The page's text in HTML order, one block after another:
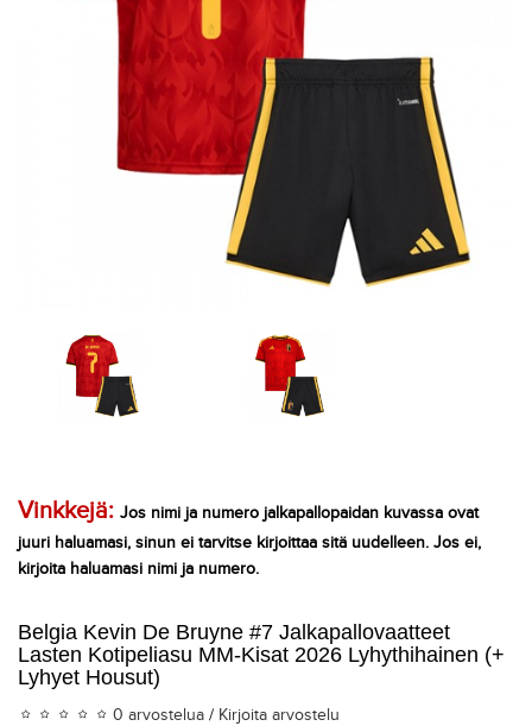
Vinkkejä: Jos nimi ja numero jalkapallopaidan kuvassa ovat
juuri haluamasi, sinun ei tarvitse kirjoittaa sitä uudelleen. Jos ei,
kirjoita haluamasi nimi ja numero.
Belgia Kevin De Bruyne #7 Jalkapallovaatteet
Lasten Kotipeliasu MM-Kisat 2026 Lyhythihainen (+
Lyhyet Housut)
0 arvostelua / Kirjoita arvostelu